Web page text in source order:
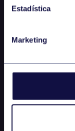
Estadística
Marketing